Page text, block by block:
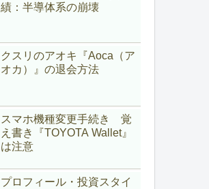
績：半導体系の崩壊
クスリのアオキ『Aoca（ア
オカ）』の退会方法
スマホ機種変更手続き 覚
え書き『TOYOTA Wallet』
は注意
プロフィール・投資スタイ